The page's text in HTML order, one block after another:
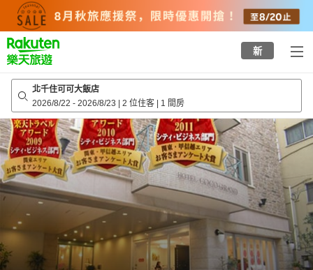
top
page
新
北千住可可大飯店
2026/8/22 - 2026/8/23 | 2 位住客 | 1 間房